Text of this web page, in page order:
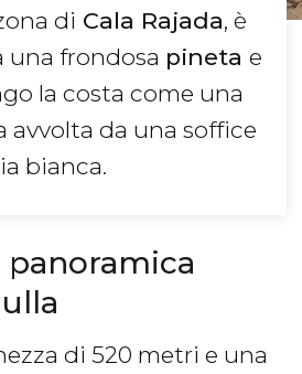
di Cala Rajada, è
frondosa pineta e
la costa come una
avvolta da una soffice
bianca.
panoramica
di 520 metri e una